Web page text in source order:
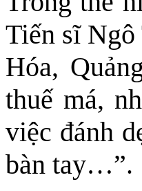
Tiến sĩ Ngô
Hóa,
thuế má,
việc đánh
bàn tay…”.